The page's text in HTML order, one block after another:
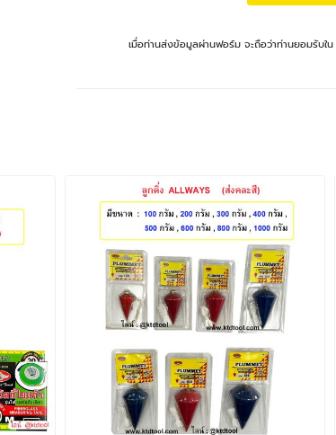
เมื่อท่านส่งข้อมูลผ่านฟอร์ม จะถือว่าท่านยอมรับใน